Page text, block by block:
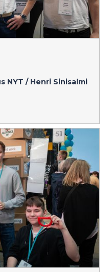
NYT / Henri Sinisalmi